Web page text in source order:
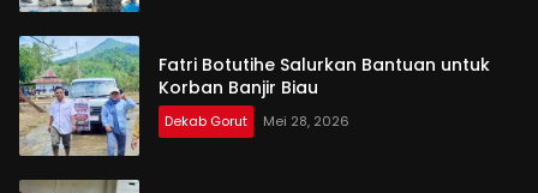
Fatri Botutihe Salurkan Bantuan untuk
Korban Banjir Biau
Dekab Gorut Mei 28, 2026